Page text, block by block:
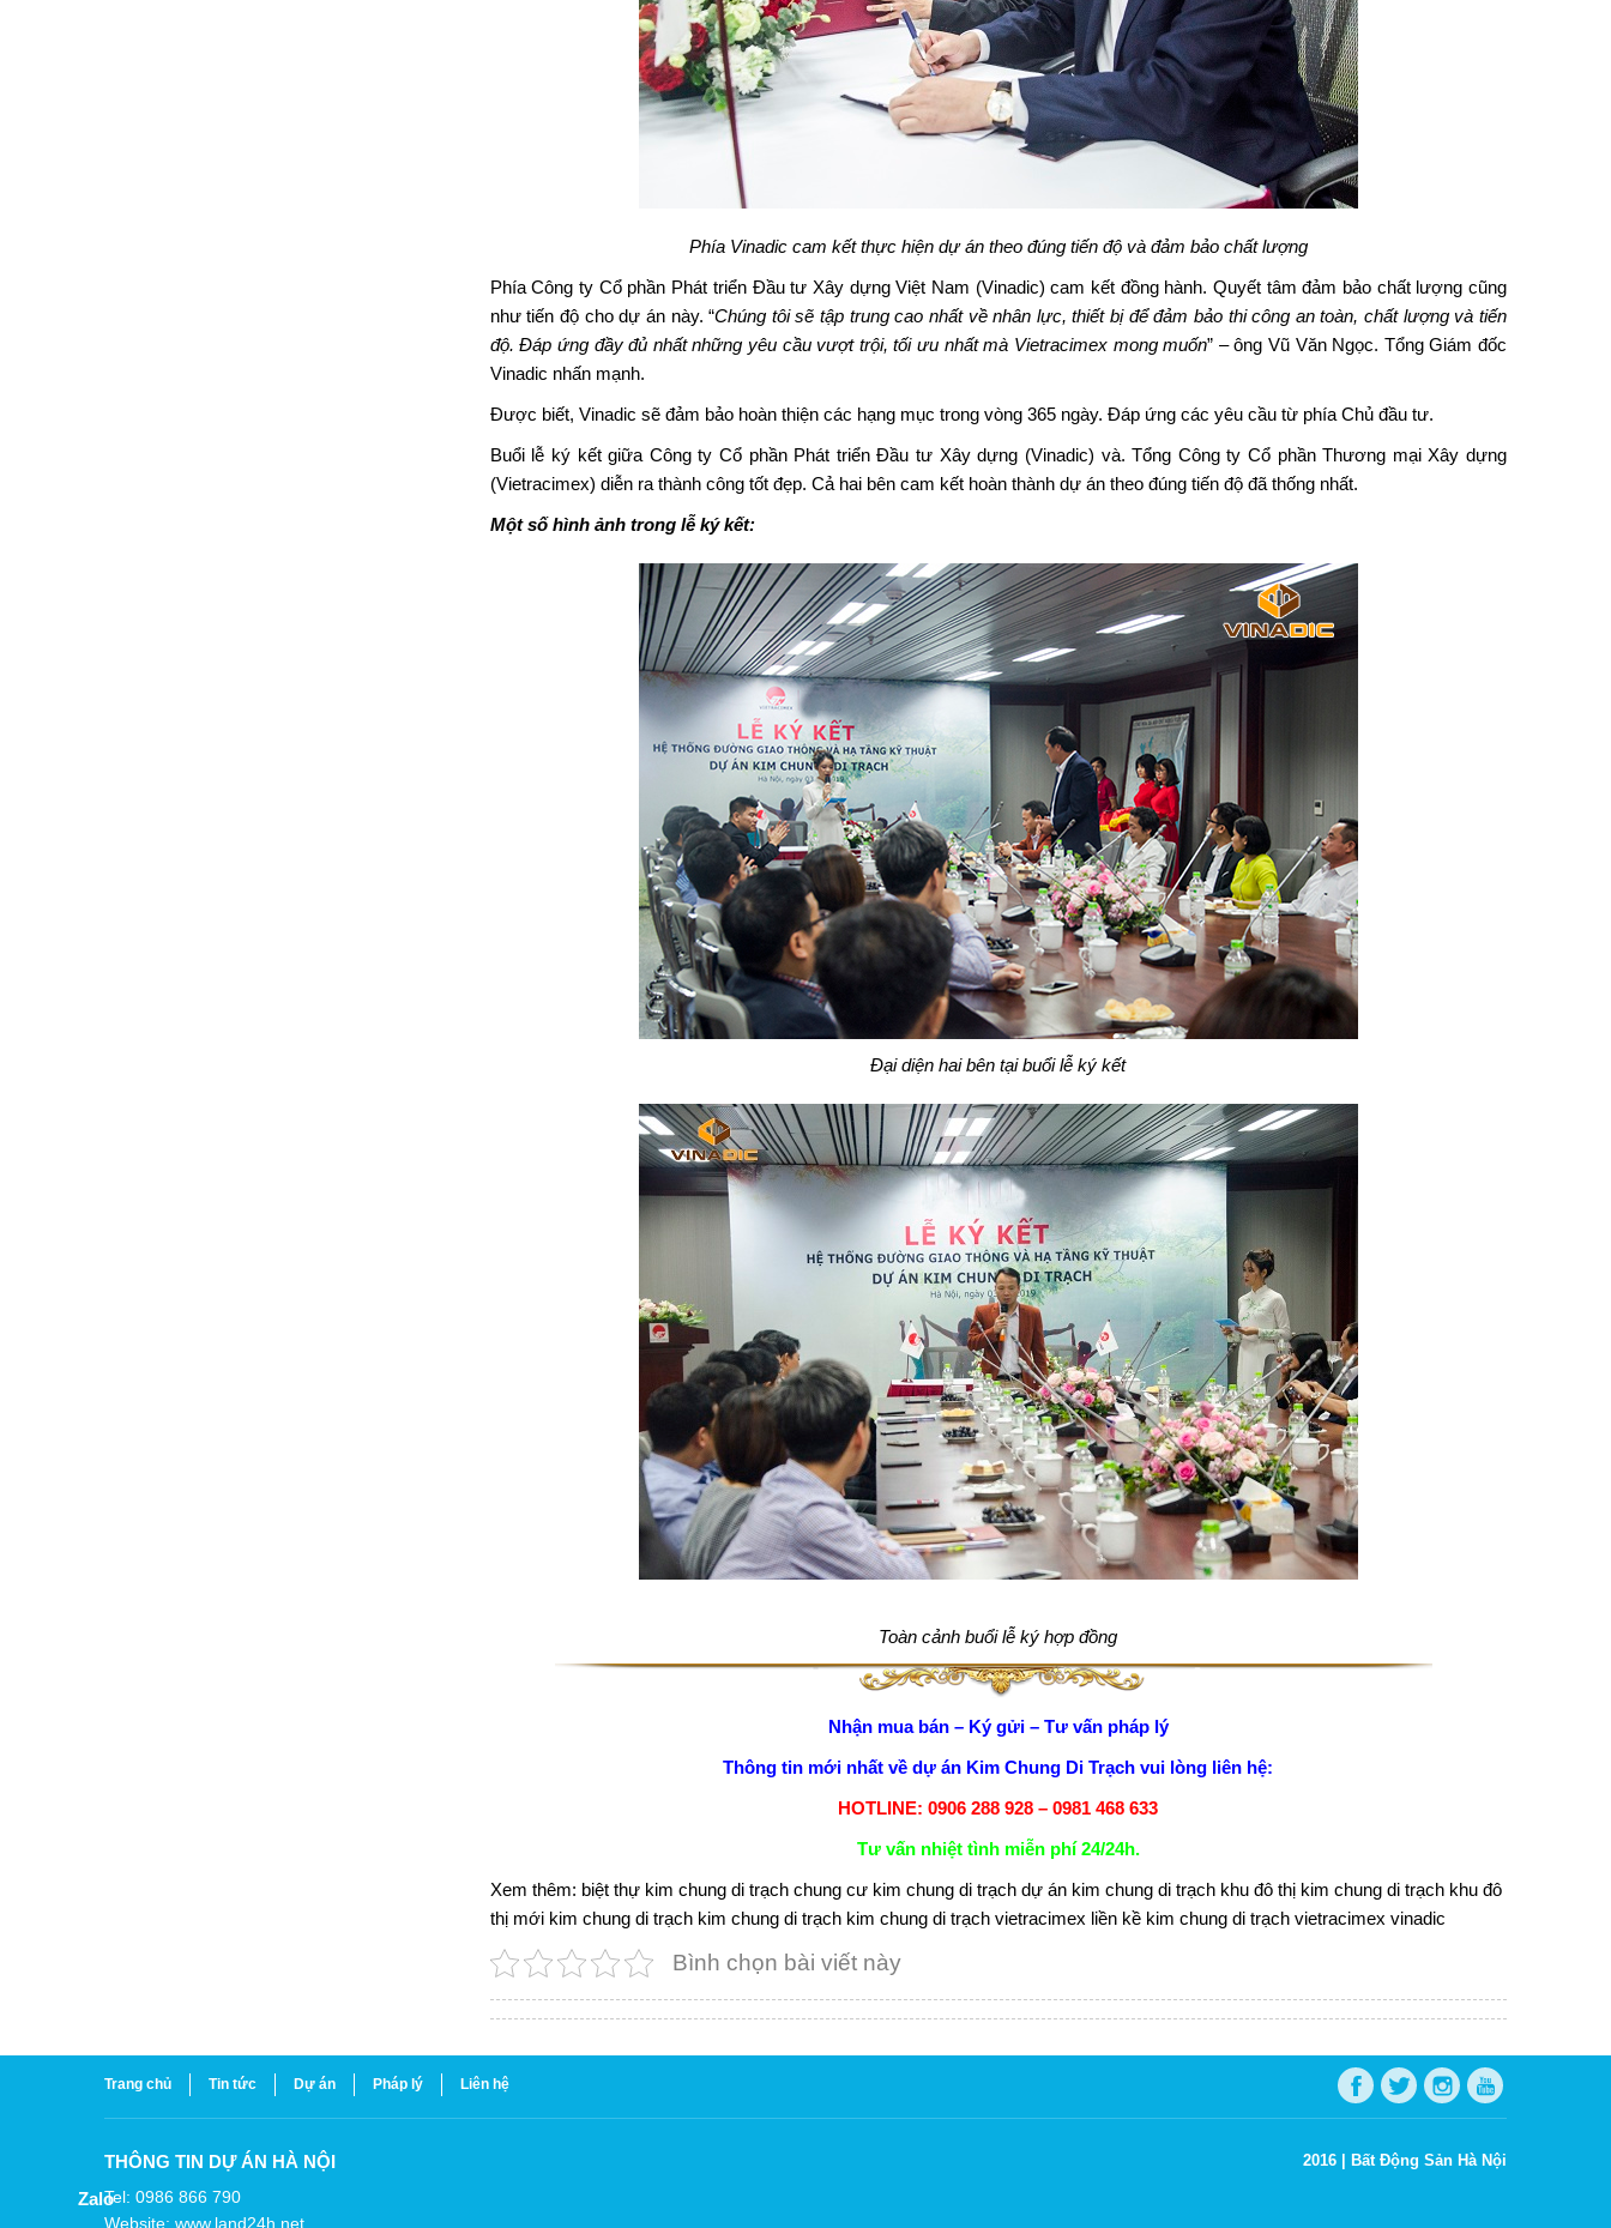
Phía Vinadic cam kết thực hiện dự án theo đúng tiến độ và đảm bảo chất lượng
PhíaCông ty Cổ phần Phát triển Đầu tư Xây dựng Việt Nam (Vinadic) cam kết đồng hành. Quyết tâm đảm bảo chất lượng cũng
như tiến độ cho dự án này. “Chúng tôi sẽ tập trung cao nhất về nhân lực, thiết bị để đảm bảo thi công an toàn, chất lượng và tiến
độ. Đáp ứng đầy đủ nhất những yêu cầu vượt trội, tối ưu nhất mà Vietracimex mong muốn” – ông Vũ Văn Ngọc. Tổng Giám đốc
Vinadic nhấn mạnh.
Được biết, Vinadic sẽ đảm bảo hoàn thiện các hạng mục trong vòng 365 ngày. Đáp ứng các yêu cầu từ phía Chủ đầu tư.
Buổi lễ ký kết giữa Công ty Cổ phần Phát triển Đầu tư Xây dựng (Vinadic) và. Tổng Công ty Cổ phần Thương mại Xây dựng
(Vietracimex) diễn ra thành công tốt đẹp. Cả hai bên cam kết hoàn thành dự án theo đúng tiến độ đã thống nhất.
Một số hình ảnh trong lễ ký kết:
Đại diện hai bên tại buổi lễ ký kết
Toàn cảnh buổi lễ ký hợp đồng
Nhận mua bán – Ký gửi – Tư vấn pháp lý
Thông tin mới nhất vềdự án Kim Chung Di Trạch vui lòng liên hệ:
HOTLINE: 0906 288 928 – 0981 468 633
Tư vấn nhiệt tình miễn phí 24/24h.
Xem thêm: biệt thự kim chung di trạch chung cư kim chung di trạch dự án kim chung di trạch khu đô thị kim chung di trạch khu đô
thị mới kim chung di trạch kim chung di trạch kim chung di trạch vietracimex liền kề kim chung di trạch vietracimex vinadic
Bình chọn bài viết này
Trang chủ Tin tức Dự án Pháp lý Liên hệ
THÔNG TIN DỰ ÁN HÀ NỘI
Tel: 0986 866 790
Website: www.land24h.net
2016 | Bất Động Sản Hà Nội
Zalo